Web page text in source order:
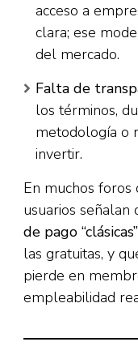
acceso a
clara; ese
del mercado.
Falta de
los términos,
metodología o
invertir.
En muchos
usuarios señalan
de pago
las gratuitas, y
pierde en
empleabilidad